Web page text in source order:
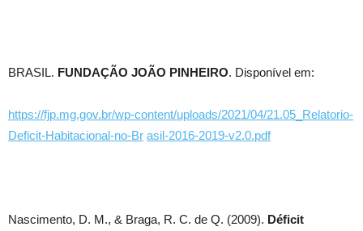
BRASIL. FUNDAÇÃO JOÃO PINHEIRO. Disponível em:
https://fjp.mg.gov.br/wp-content/uploads/2021/04/21.05_Relatorio-
Deficit-Habitacional-no-Br asil-2016-2019-v2.0.pdf
Nascimento, D. M., & Braga, R. C. de Q. (2009). Déficit